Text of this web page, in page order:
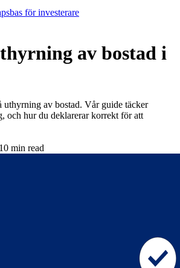
för investerare
av bostad i
uthyrning av bostad. Vår guide täcker
och hur du deklarerar korrekt för att
10 min read